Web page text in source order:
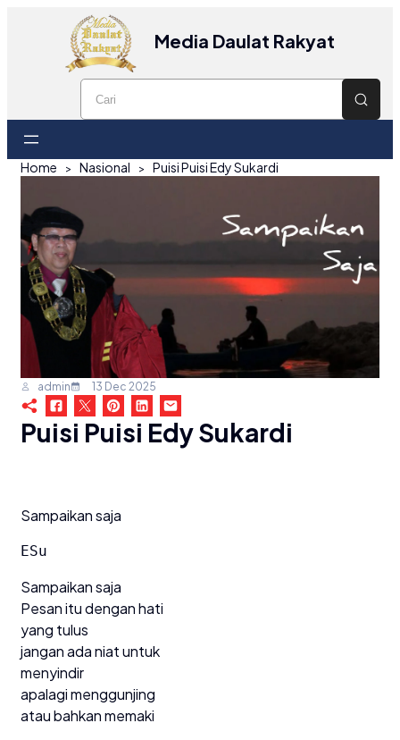
Media Daulat Rakyat
Home Nasional Puisi Puisi Edy Sukardi
admin 13 Dec 2025
Puisi Puisi Edy Sukardi
Sampaikan saja
ESu
Sampaikan saja
Pesan itu dengan hati
yang tulus
jangan ada niat untuk
menyindir
apalagi menggunjing
atau bahkan memaki